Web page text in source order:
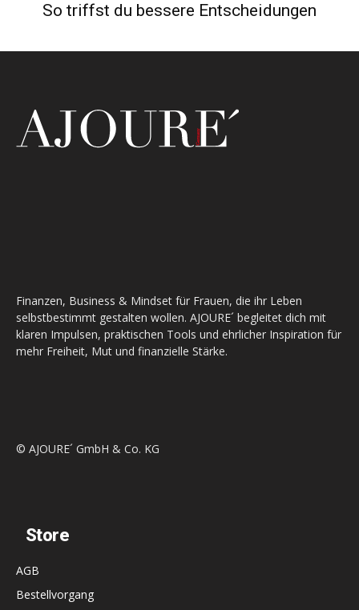
So triffst du bessere Entscheidungen
Finanzen, Business & Mindset für Frauen, die ihr Leben
selbstbestimmt gestalten wollen. AJOURE´ begleitet dich mit
klaren Impulsen, praktischen Tools und ehrlicher Inspiration für
mehr Freiheit, Mut und finanzielle Stärke.
© AJOURE´ GmbH & Co. KG
Store
AGB
Bestellvorgang